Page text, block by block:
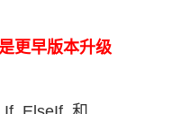
更早版本升级